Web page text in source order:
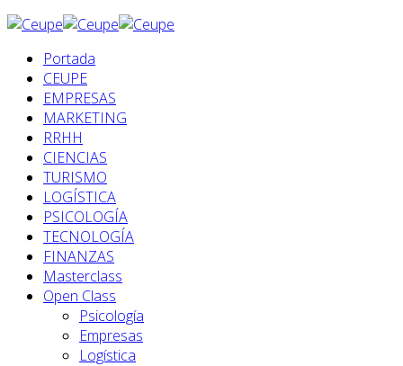
Portada
CEUPE
EMPRESAS
MARKETING
RRHH
CIENCIAS
TURISMO
LOGÍSTICA
PSICOLOGÍA
TECNOLOGÍA
FINANZAS
Masterclass
Open Class
Psicología
Empresas
Logística